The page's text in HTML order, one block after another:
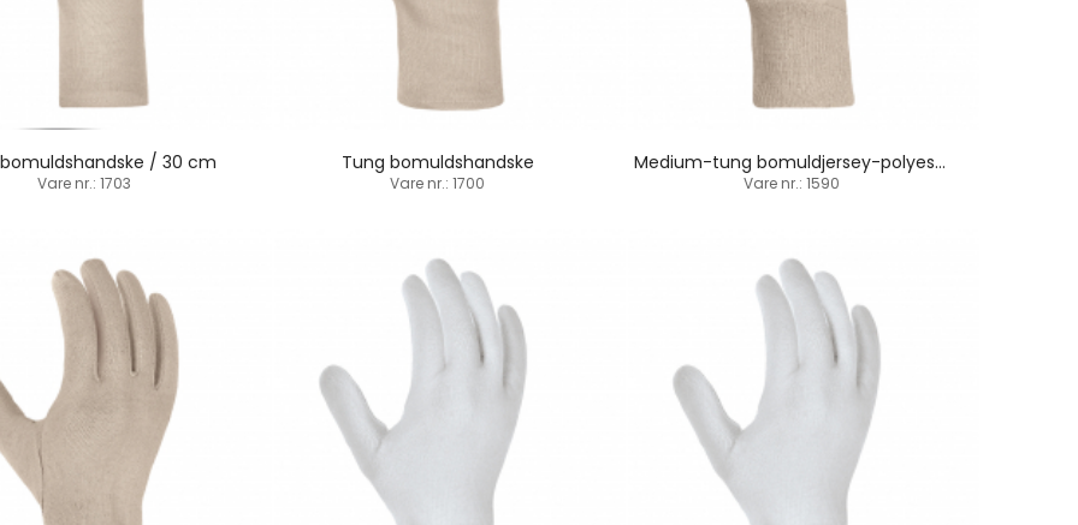
/ 30 cm
Vare nr.: 1703
Tung bomuldshandske
Vare nr.: 1700
Medium-tung bomuldjersey-polyesterhandske / strikbund/ indsat tommelfinger
Vare nr.: 1590